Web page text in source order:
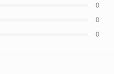
0
0
0